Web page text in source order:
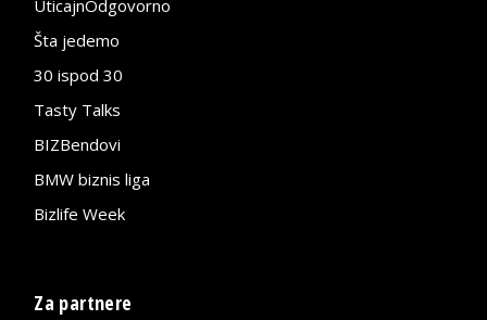
UticajnOdgovorno
Šta jedemo
30 ispod 30
Tasty Talks
BIZBendovi
BMW biznis liga
Bizlife Week
Za partnere